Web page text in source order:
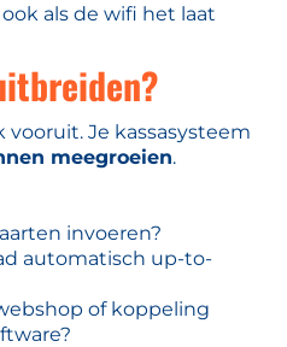
als de wifi het laat
Je kassasysteem
meegroeien.
invoeren?
automatisch up-to-
of koppeling